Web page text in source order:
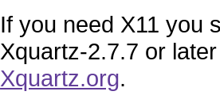
If you need X11 you
Xquartz-2.7.7 or
Xquartz.org.